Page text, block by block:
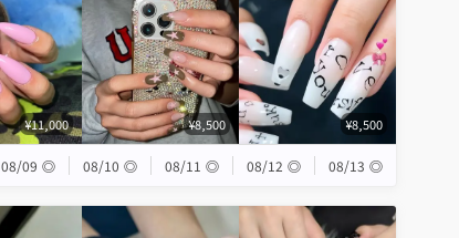
¥11,000 ¥8,500 ¥8,500
08/09 ◎ 08/10 ◎ 08/11 ◎ 08/12 ◎ 08/13 ◎